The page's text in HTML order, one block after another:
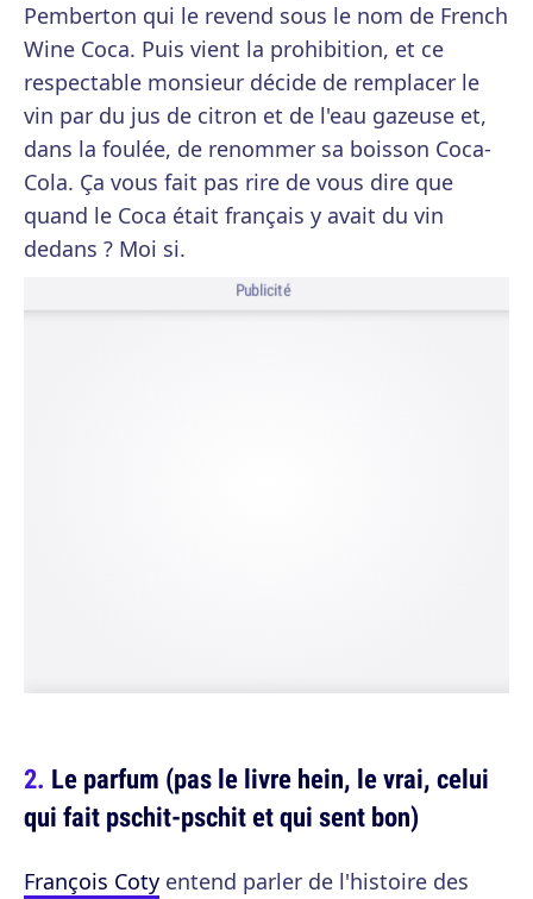
Pemberton qui le revend sous le nom de French
Wine Coca. Puis vient la prohibition, et ce
respectable monsieur décide de remplacer le
vin par du jus de citron et de l'eau gazeuse et,
dans la foulée, de renommer sa boisson Coca-
Cola. Ça vous fait pas rire de vous dire que
quand le Coca était français y avait du vin
dedans ? Moi si.
Publicité
Le parfum (pas le livre hein, le vrai, celui
qui fait pschit-pschit et qui sent bon)
François Coty entend parler de l'histoire des